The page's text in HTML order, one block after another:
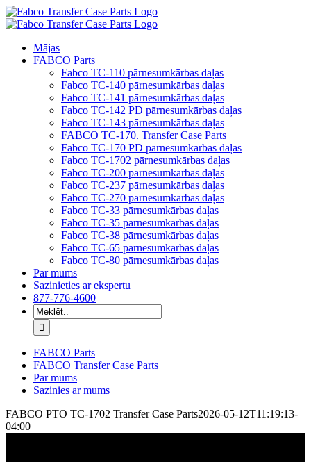
Pāriet
uz
Mājas
FABCO Parts
Fabco TC-110 pārnesumkārbas daļas
Fabco TC-140 pārnesumkārbas daļas
Fabco TC-141 pārnesumkārbas daļas
Fabco TC-142 PD pārnesumkārbas daļas
Fabco TC-143 pārnesumkārbas daļas
FABCO TC-170. Transfer Case Parts
Fabco TC-170 PD pārnesumkārbas daļas
Fabco TC-1702 pārnesumkārbas daļas
Fabco TC-200 pārnesumkārbas daļas
Fabco TC-237 pārnesumkārbas daļas
Fabco TC-270 pārnesumkārbas daļas
Fabco TC-33 pārnesumkārbas daļas
Fabco TC-35 pārnesumkārbas daļas
Fabco TC-38 pārnesumkārbas daļas
Fabco TC-65 pārnesumkārbas daļas
Fabco TC-80 pārnesumkārbas daļas
Par mums
Sazinieties ar ekspertu
877-776-4600
Meklēt:
FABCO Parts
FABCO Transfer Case Parts
Par mums
Sazinies ar mums
FABCO PTO TC-1702 Transfer Case Parts2026-05-12T11:19:13-
04:00